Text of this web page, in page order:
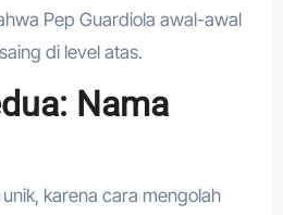
Pep Guardiola awal-awal
di level atas.
Nama
karena cara mengolah